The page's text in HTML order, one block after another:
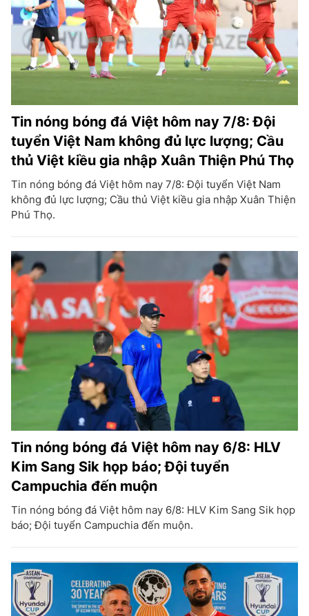
Tin nóng bóng đá Việt hôm nay 7/8: Đội
tuyển Việt Nam không đủ lực lượng; Cầu
thủ Việt kiều gia nhập Xuân Thiện Phú Thọ
Tin nóng bóng đá Việt hôm nay 7/8: Đội tuyển Việt Nam
không đủ lực lượng; Cầu thủ Việt kiều gia nhập Xuân Thiện
Phú Thọ.
Tin nóng bóng đá Việt hôm nay 6/8: HLV
Kim Sang Sik họp báo; Đội tuyển
Campuchia đến muộn
Tin nóng bóng đá Việt hôm nay 6/8: HLV Kim Sang Sik họp
báo; Đội tuyển Campuchia đến muộn.